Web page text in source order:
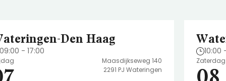
voor elk voertuig. Elke box is voorzien van stroom en
huurders. Vind het antwoord op al jouw vragen.
Den Haag
- 17:00
Maasdijkseweg 140
2291 PJ Wateringen
10:00
Zaterdag